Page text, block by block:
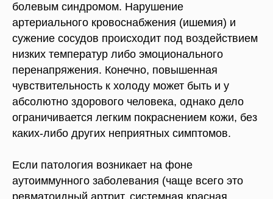
болевым синдромом. Нарушение
артериального кровоснабжения (ишемия) и
сужение сосудов происходит под воздействием
низких температур либо эмоционального
перенапряжения. Конечно, повышенная
чувствительность к холоду может быть и у
абсолютно здорового человека, однако дело
ограничивается легким покраснением кожи, без
каких-либо других неприятных симптомов.
Если патология возникает на фоне
аутоиммунного заболевания (чаще всего это
ревматоидный артрит, системная красная